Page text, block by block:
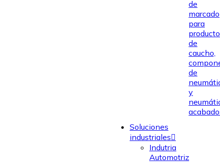
Soluciones
industriales
Indutria
Automotriz